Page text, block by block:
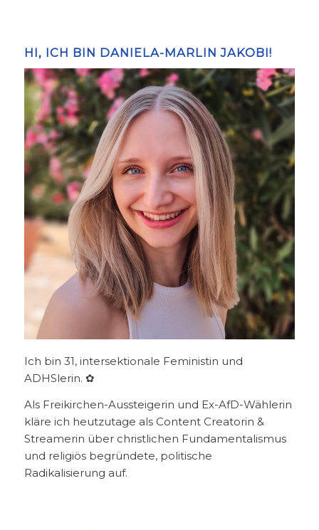
HI, ICH BIN DANIELA-MARLIN JAKOBI!
Ich bin 31, intersektionale Feministin und
ADHSlerin. ✿
Als Freikirchen-Aussteigerin und Ex-AfD-Wählerin
kläre ich heutzutage als Content Creatorin &
Streamerin über christlichen Fundamentalismus
und religiös begründete, politische
Radikalisierung auf.